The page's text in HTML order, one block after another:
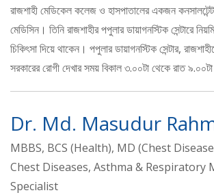
রাজশাহী মেডিকেল কলেজ ও হাসপাতালের একজন
মেডিসিন। তিনি রাজশাহীর পপুলার ডায়াগনস্টিক সেন্টারে
চিকিৎসা দিয়ে থাকেন। পপুলার ডায়াগনস্টিক সেন্টার,
সরকারের রোগী দেখার সময় বিকাল ৩.০০টা থেকে রাত
Dr. Md. Masudur
MBBS, BCS (Health), MD (Chest
Chest Diseases, Asthma & Respiratory
Specialist